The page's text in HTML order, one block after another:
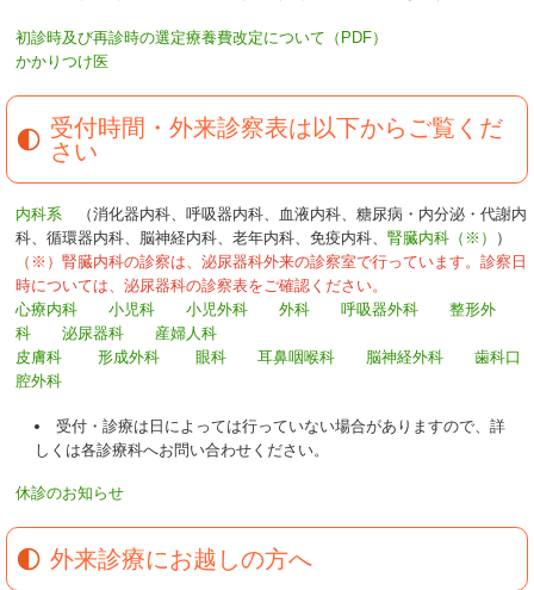
初診時及び再診時の選定療養費改定について（PDF）
かかりつけ医
受付時間・外来診察表は以下からご覧くだ
さい
内科系 （消化器内科、呼吸器内科、血液内科、糖尿病・内分泌・代謝内
科、循環器内科、脳神経内科、老年内科、免疫内科、 腎臓内科（※）
）
（※）腎臓内科の診察は、泌尿器科外来の診察室で行っています。診察日
時については、泌尿器科の診察表をご確認ください。
心療内科
小児科 小児外科 外科 呼吸器外科
整形外
科
泌尿器科
産婦人科
皮膚科
形成外科 眼科 耳鼻咽喉科 脳神経外科
歯科口
腔外科
受付・診療は日によっては行っていない場合がありますので、詳
しくは各診療科へお問い合わせください。
休診のお知らせ
外来診療にお越しの方へ